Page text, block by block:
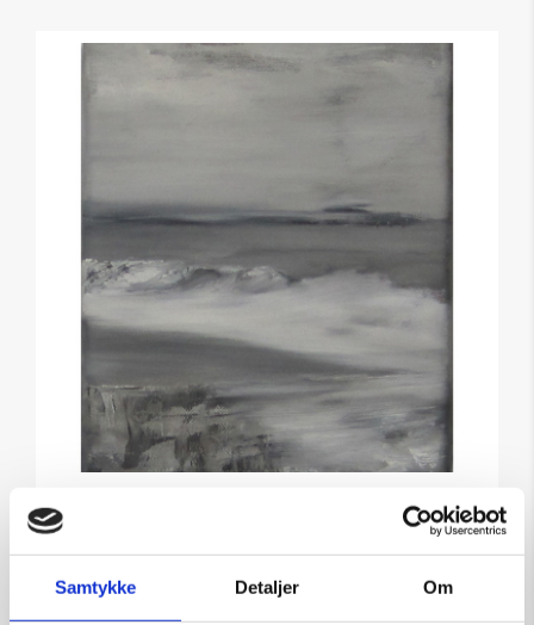
Samtykke Detaljer Om
Maleri af Anke Wohlfart: U/T
Størrelse: